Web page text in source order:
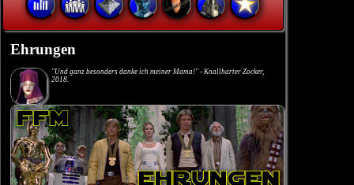
Ehrungen
"Und ganz besonders danke ich meiner Mama!" - Knallharter Zocker,
2018.